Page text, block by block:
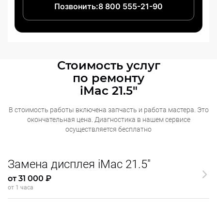
Позвонить:8 800 555-21-90
Стоимость услуг
по ремонту
iMac 21.5"
В стоимость работы включена запчасть и работа мастера. Это
окончательная цена. Диагностика в нашем сервисе
осуществляется бесплатно
Замена дисплея iMac 21.5"
от 31 000 ₽
от 1 часа